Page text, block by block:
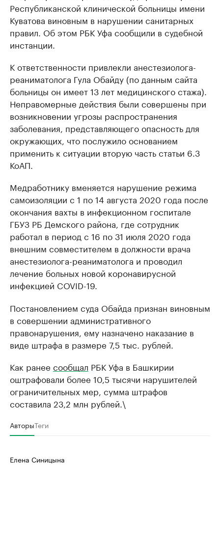
Республиканской клинической больницы имени
Куватова виновным в нарушении санитарных
правил. Об этом РБК Уфа сообщили в судебной
инстанции.
К ответственности привлекли анестезиолога-
реаниматолога Гула Обайду (по данным сайта
больницы он имеет 13 лет медицинского стажа).
Неправомерные действия были совершены при
возникновении угрозы распространения
заболевания, представляющего опасность для
окружающих, что послужило основанием
применить к ситуации вторую часть статьи 6.3
КоАП.
Медработнику вменяется нарушение режима
самоизоляции с 1 по 14 августа 2020 года после
окончания вахты в инфекционном госпитале
ГБУЗ РБ Демского района, где сотрудник
работал в период с 16 по 31 июля 2020 года
внешним совместителем в должности врача
анестезиолога-реаниматолога и проводил
лечение больных новой коронавирусной
инфекцией COVID-19.
Постановлением суда Обайда признан виновным
в совершении административного
правонарушения, ему назначено наказание в
виде штрафа в размере 7,5 тыс. рублей.
Как ранее сообщал РБК Уфа в Башкирии
оштрафовали более 10,5 тысячи нарушителей
ограничительных мер, сумма штрафов
составила 23,2 млн рублей.\
АвторыТеги
Елена Синицына